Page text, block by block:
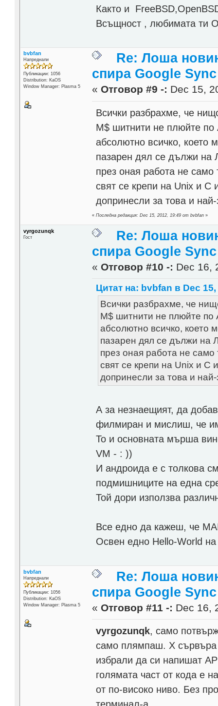
Както и
Всъщност , любимата ти
bvbfan
Напреднали
Публикации: 1056
Distribution: KaOS
Window Manager: Plasma 5
Re: Лоша
спира Google Sync
« Отговор #9 -: Dec 15,
Всички разбрахме, че
М$ шитнити не плюйте по
абсолютно всичко, което
пазарен дял се дължи на
през оная работа не
свят се крепи на Unix и C
допринесли за това и
«Последна редакция: Dec 15, 2012, 19:49 от bvbfan »
vyrgozunqk
Гост
Re: Лоша
спира Google Sync
« Отговор #10 -: Dec 16,
Цитат на: bvbfan в Dec
Всички разбрахме, че
М$ шитнити не плюйте по
абсолютно всичко, което
пазарен дял се дължи на
през оная работа не
свят се крепи на Unix и C
допринесли за това и
А за незнаещият, да
филмиран и мислиш, че
To и основната мърша
VM - : ))
И андроида е с толкова
подмишниците на една
Той дори използва
Все едно да кажеш, че
Освен едно Hello-World
bvbfan
Напреднали
Публикации: 1056
Distribution: KaOS
Window Manager: Plasma 5
Re: Лоша
спира Google Sync
« Отговор #11 -: Dec 16,
vyrgozunqk, само
само плямпаш. X сървъра
избрали да си напишат
голямата част от кода е
от по-високо ниво. Без